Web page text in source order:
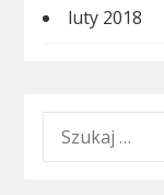
luty 2018
SZUKAJ: